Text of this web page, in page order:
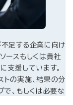
不足する企業に向け
ースもしくは貴社
支援しています。
トの実施、結果の分
で、もしくは必要な